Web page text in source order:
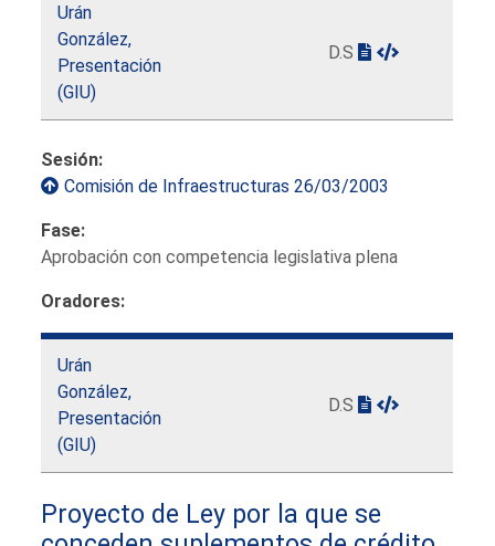
Urán
González,
Presentación
(GIU)
D.S
Sesión:
Comisión de Infraestructuras 26/03/2003
Fase:
Aprobación con competencia legislativa plena
Oradores:
Urán
González,
Presentación
(GIU)
D.S
Proyecto de Ley por la que se